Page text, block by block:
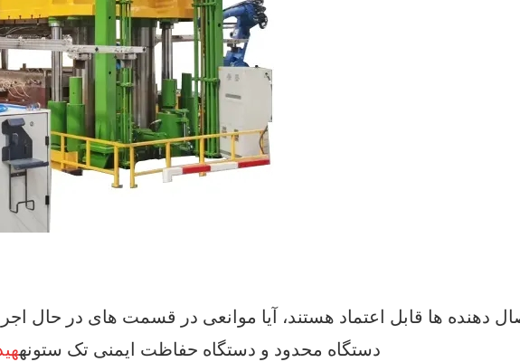
دستگاه محدود و دستگاه حفاظت ایمنی تک ستونه